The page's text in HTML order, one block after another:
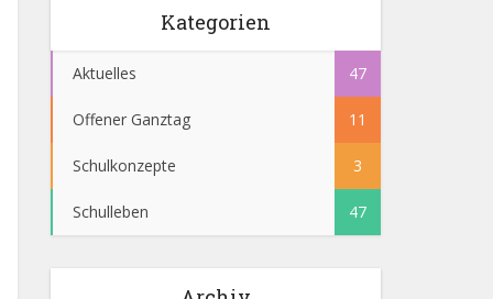
Kategorien
Aktuelles 47
Offener Ganztag 11
Schulkonzepte 3
Schulleben 47